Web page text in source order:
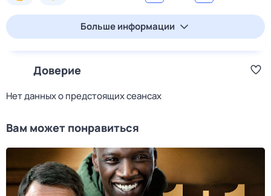
Больше информации
Доверие
Нет данных о предстоящих сеансах
Вам может понравиться